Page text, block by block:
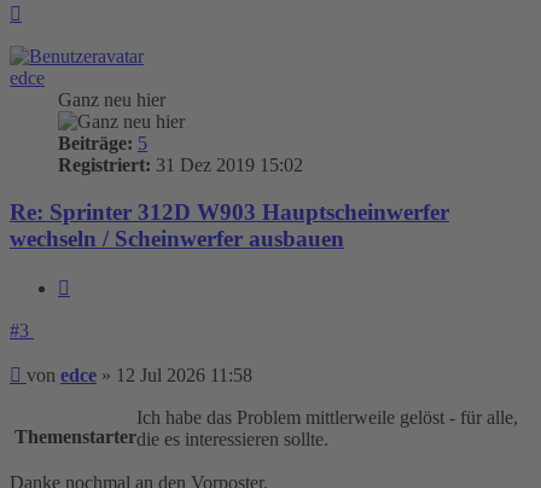
edce
Ganz neu hier
Beiträge: 5
Registriert: 31 Dez 2019 15:02
Re: Sprinter 312D W903 Hauptscheinwerfer
wechseln / Scheinwerfer ausbauen
#3
Beitrag
von edce » 12 Jul 2026 11:58
Themenstarter
Ich habe das Problem mittlerweile gelöst - für alle,
die es interessieren sollte.
Danke nochmal an den Vorposter.